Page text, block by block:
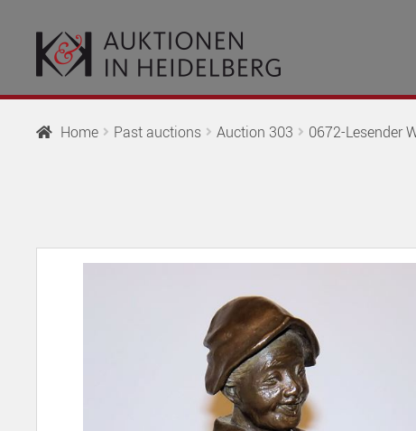
to
navigation
to
content
Home Past auctions Auction 303 0672-Lesender